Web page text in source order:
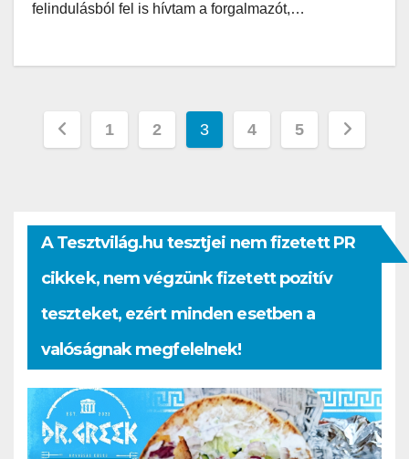
felindulásból fel is hívtam a forgalmazót,…
Bejegyzések
1 2 3 4 5
A Tesztvilág.hu tesztjei nem fizetett PR
cikkek, nem végzünk fizetett pozitív
teszteket, ezért minden esetben a
valóságnak megfelelnek!